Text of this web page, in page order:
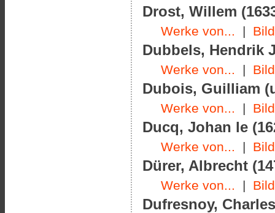
Drost, Willem
Werke von... |
Dubbels, Hendrik
Werke von... |
Dubois, Guilliam
Werke von... |
Ducq, Johan le
Werke von... |
Dürer, Albrecht
Werke von... |
Dufresnoy,